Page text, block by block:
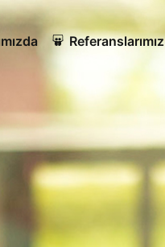
Referanslarımız